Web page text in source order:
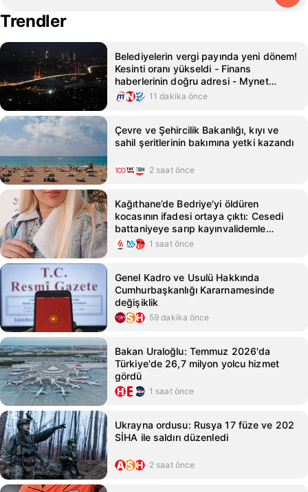
Trendler
Belediyelerin vergi payında yeni dönem!
Kesinti oranı yükseldi - Finans
haberlerinin doğru adresi - Mynet
Finans Haber11 dakika önce
Çevre ve Şehircilik Bakanlığı, kıyı ve
sahil şeritlerinin bakımına yetki kazandı
2 saat önce
Kağıthane’de Bedriye'yi öldüren
kocasının ifadesi ortaya çıktı: Cesedi
battaniyeye sarıp kayınvalidemle
sohbet ettim1 saat önce
Genel Kadro ve Usulü Hakkında
Cumhurbaşkanlığı Kararnamesinde
değişiklik
59 dakika önce
Bakan Uraloğlu: Temmuz 2026'da
Türkiye'de 26,7 milyon yolcu hizmet
gördü
1 saat önce
Ukrayna ordusu: Rusya 17 füze ve 202
SİHA ile saldırı düzenledi
2 saat önce